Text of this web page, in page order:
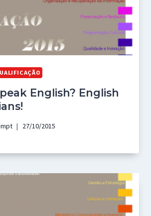
English? English
27/10/2015